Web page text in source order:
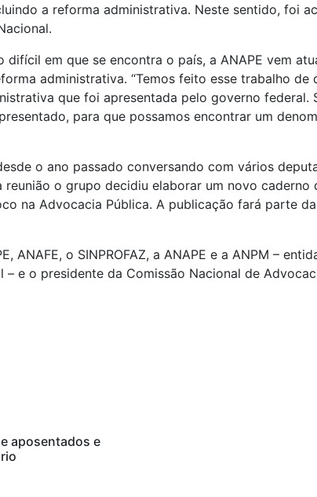
a reforma administrativa. Neste sentido, foi
em que se encontra o país, a ANAPE vem
administrativa. “Temos feito esse trabalho
que foi apresentada pelo governo federal.
para que possamos encontrar um
o ano passado conversando com vários
o grupo decidiu elaborar um novo caderno
na Advocacia Pública. A publicação fará parte
ANAFE, o SINPROFAZ, a ANAPE e a ANPM –
e o presidente da Comissão Nacional de
aposentados e